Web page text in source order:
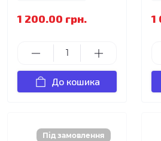
1 200.00 грн.
До кошика
1